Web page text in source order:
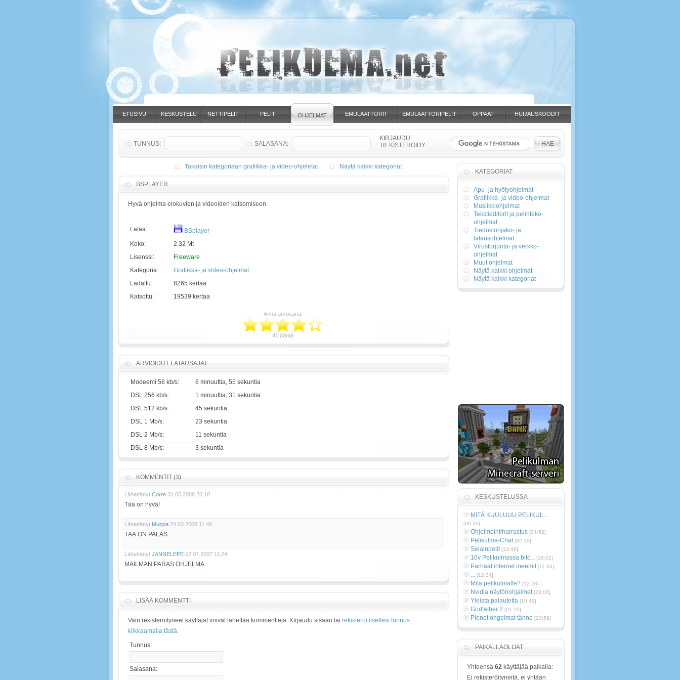
ETUSIVU KESKUSTELU NETTIPELIT PELIT OHJELMAT EMULAATTORIT EMULAATTORIPELIT OPPAAT HUIJAUSKOODIT
Takaisin kategoriaan grafiikka- ja video-ohjelmat Näytä kaikki kategoriat
BSPLAYER
Hyvä ohjelma elokuvien ja videoiden katsomiseen
Lataa:
BSplayer
Koko:
2.32 Mt
Lisenssi:
Freeware
Kategoria:
Grafiikka- ja video-ohjelmat
Ladattu:
8265 kertaa
Katsottu:
19539 kertaa
Anna arvosana:
41 ääntä
ARVIOIDUT LATAUSAJAT
Modeemi 56 kb/s:
6 minuuttia, 55 sekuntia
DSL 256 kb/s:
1 minuuttia, 31 sekuntia
DSL 512 kb/s:
45 sekuntia
DSL 1 Mb/s:
23 sekuntia
DSL 2 Mb/s:
11 sekuntia
DSL 8 Mb/s:
3 sekuntia
KOMMENTIT (3)
Lähettänyt Corre 31.05.2008 20:18
Tää on hyvä!
Lähettänyt Muppa 24.03.2008 11:49
TÄÄ ON PALAS
Lähettänyt JANNELEPE 02.07.2007 11:24
MAILMAN PARAS OHJELMA
LISÄÄ KOMMENTTI
Vain rekisteröityneet käyttäjät voivat lähettää kommentteja. Kirjaudu sisään tai rekisteröi itsellesi tunnus
klikkaamalla tästä.
Tunnus:
Salasana:
KATEGORIAT
Apu- ja hyötyohjelmat
Grafiikka- ja video-ohjelmat
Musiikkiohjelmat
Tekstieditorit ja pelinteko-
ohjelmat
Tiedostonjako- ja
latausohjelmat
Virustorjunta- ja verkko-
ohjelmat
Muut ohjelmat
Näytä kaikki ohjelmat
Näytä kaikki kategoriat
KESKUSTELUSSA
MITÄ KUULUUU PELIKUL...
[00:36]
Ohjelmointiharrastus [04:52]
Pelikulma-Chat [02:32]
Selainpelit [13:48]
10v Pelikulmassa bitc... [16:02]
Parhaat internet meemit [11:33]
... [12:34]
Mitä pelikulmalle? [12:28]
Nvidia näytönohjaimet [23:06]
Yleistä palautetta [10:49]
Godfather 2 [01:10]
Pienet ongelmat tänne [23:59]
PAIKALLAOLIJAT
Yhteensä 62 käyttäjää paikalla:
Ei rekisteröityneitä, ei yhtään
TUNNUS: SALASANA: REKISTERÖIDY